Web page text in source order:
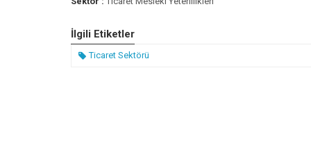
İlgili Etiketler
Ticaret Sektörü